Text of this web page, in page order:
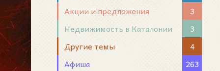
Акции и предложения
3
Недвижимость в Каталонии
3
Другие темы
4
Афиша
263